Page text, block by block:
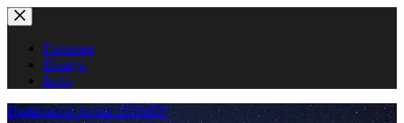
Перейти
до
вмістуГоловна
Пошук
Інфо
Цифровий Архів ННМБУ